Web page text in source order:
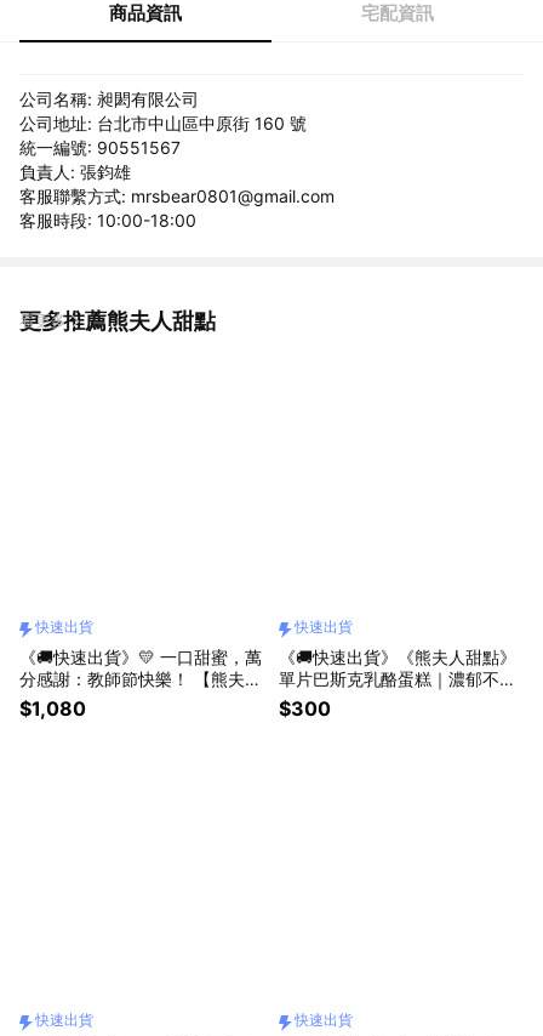
商品資訊 宅配資訊
公司名稱: 昶閎有限公司
公司地址: 台北市中山區中原街 160 號
統一編號: 90551567
負責人: 張鈞雄
客服聯繫方式: mrsbear0801@gmail.com
客服時段: 10:00-18:00
更多推薦熊夫人甜點
看更多
快速出貨
《🚚快速出貨》💛 一口甜蜜，萬
分感謝：教師節快樂！ 【熊夫人
甜點】冰心泡芙12入（收禮者可
自選口味）
$1,080
快速出貨
《🚚快速出貨》《熊夫人甜點》
單片巴斯克乳酪蛋糕｜濃郁不膩
口、送禮優雅無負擔💓（收禮者
可自選口味）
$300
快速出貨 快速出貨